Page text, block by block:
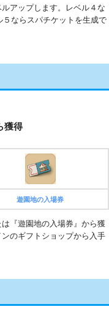
アップします。レベル４な
ならスパチケットを生成で
獲得
遊園地の入場券
『遊園地の入場券』から獲
のギフトショップから入手